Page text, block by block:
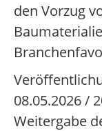
den Vorzug
08.05.2026 /
Weitergabe